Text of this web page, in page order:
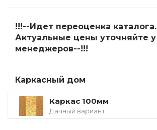
!!!--Идет переоценка каталога.
Актуальные цены уточняйте у
менеджеров--!!!
Каркасный дом
Каркас 100мм
Дачный вариант